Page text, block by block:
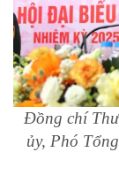
Đồng chí
ủy, Phó